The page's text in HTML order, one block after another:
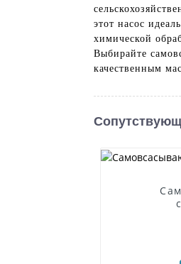
этот насос
химической
Выбирайте
качественным